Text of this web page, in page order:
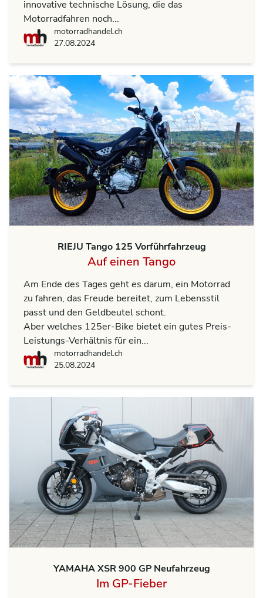
innovative technische Lösung, die das
Motorradfahren noch...
motorradhandel.ch
motorradhandel.ch
27.08.2024
RIEJU Tango 125 Vorführfahrzeug
Auf einen Tango
Am Ende des Tages geht es darum, ein Motorrad
zu fahren, das Freude bereitet, zum Lebensstil
passt und den Geldbeutel schont.
Aber welches 125er-Bike bietet ein gutes Preis-
Leistungs-Verhältnis für ein...
motorradhandel.ch
motorradhandel.ch
25.08.2024
YAMAHA XSR 900 GP Neufahrzeug
Im GP-Fieber